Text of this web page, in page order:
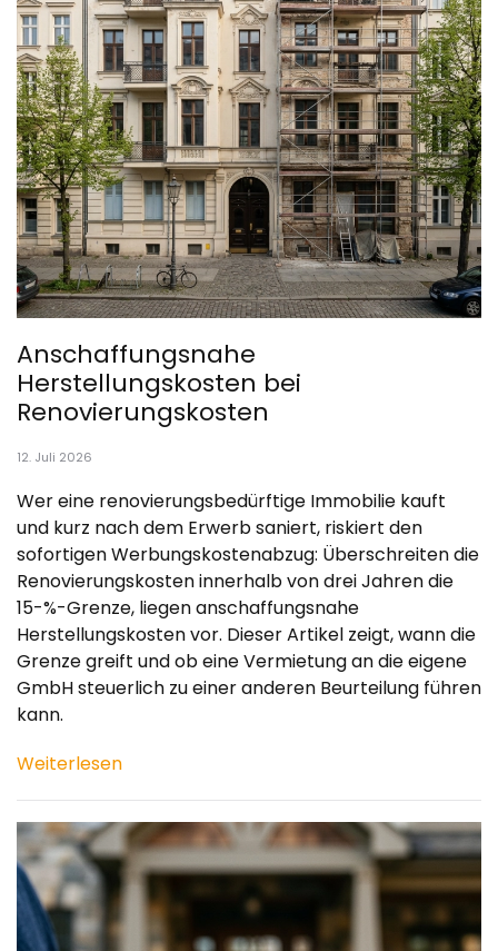
Anschaffungsnahe
Herstellungskosten bei
Renovierungskosten
12. Juli 2026
Wer eine renovierungsbedürftige Immobilie kauft
und kurz nach dem Erwerb saniert, riskiert den
sofortigen Werbungskostenabzug: Überschreiten die
Renovierungskosten innerhalb von drei Jahren die
15-%-Grenze, liegen anschaffungsnahe
Herstellungskosten vor. Dieser Artikel zeigt, wann die
Grenze greift und ob eine Vermietung an die eigene
GmbH steuerlich zu einer anderen Beurteilung führen
kann.
Weiterlesen